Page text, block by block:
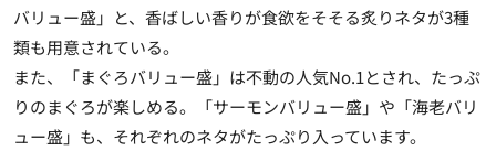
バリュー盛」と、香ばしい香りが食欲をそそる炙りネタが3種
類も用意されている。
また、「まぐろバリュー盛」は不動の人気No.1とされ、たっぷ
りのまぐろが楽しめる。「サーモンバリュー盛」や「海老バリ
ュー盛」も、それぞれのネタがたっぷり入っています。